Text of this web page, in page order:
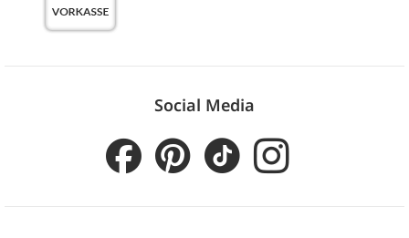
Social Media